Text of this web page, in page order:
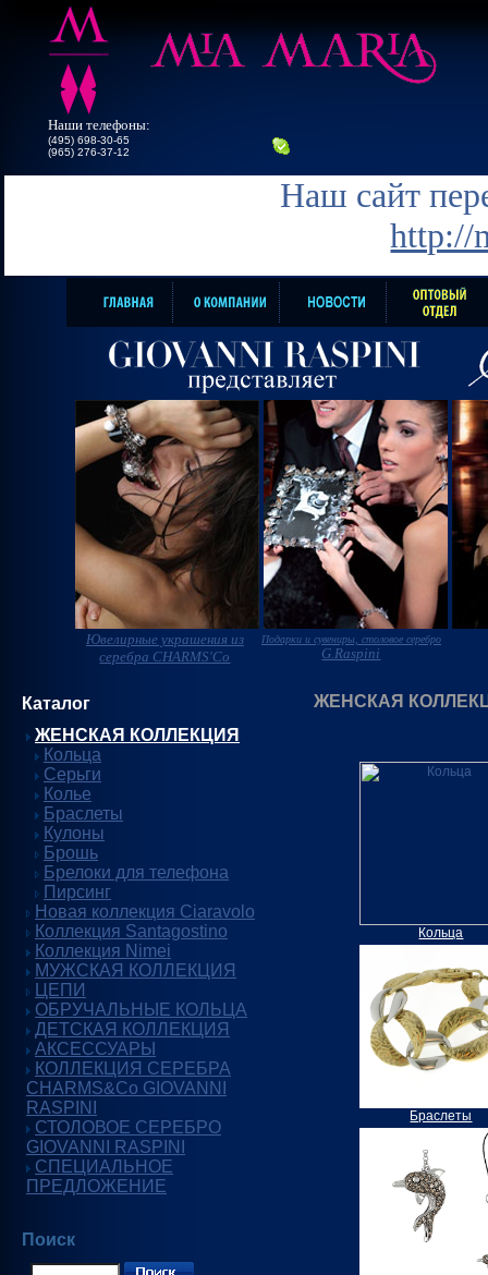
Наши телефоны:
(495) 698-30-65
(965) 276-37-12
Наш сайт
http://
Ювелирные украшения из
серебра CHARMS'Co
Подарки и сувениры, столовое серебро
G.Raspini
Каталог
ЖЕНСКАЯ КОЛЛЕКЦИЯ
Кольца
Серьги
Колье
Браслеты
Кулоны
Брошь
Брелоки для телефона
Пирсинг
Новая коллекция Ciaravolo
Коллекция Santagostino
Коллекция Nimei
МУЖСКАЯ КОЛЛЕКЦИЯ
ЦЕПИ
ОБРУЧАЛЬНЫЕ КОЛЬЦА
ДЕТСКАЯ КОЛЛЕКЦИЯ
АКСЕССУАРЫ
КОЛЛЕКЦИЯ СЕРЕБРА
CHARMS&Co GIOVANNI
RASPINI
СТОЛОВОЕ СЕРЕБРО
GIOVANNI RASPINI
СПЕЦИАЛЬНОЕ
ПРЕДЛОЖЕНИЕ
Поиск
ЖЕНСКАЯ
Кольца
Браслеты